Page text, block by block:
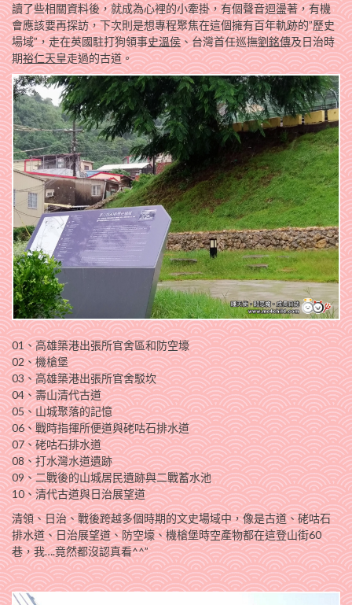
讀了些相關資料後，就成為心裡的小牽掛，有個聲音迴盪著，有機
會應該要再探訪，下次則是想專程聚焦在這個擁有百年軌跡的”歷史
場域”，走在英國駐打狗領事史溫侯、台灣首任巡撫劉銘傳及日治時
期裕仁天皇走過的古道。
01、高雄築港出張所官舍區和防空壕
02、機槍堡
03、高雄築港出張所官舍駁坎
04、壽山清代古道
05、山城聚落的記憶
06、戰時指揮所便道與硓咕石排水道
07、硓咕石排水道
08、打水灣水道遺跡
09、二戰後的山城居民遺跡與二戰蓄水池
10、清代古道與日治展望道
清領、日治、戰後跨越多個時期的文史場域中，像是古道、硓咕石
排水道、日治展望道、防空壕、機槍堡時空產物都在這登山街60
巷，我….竟然都沒認真看^^”